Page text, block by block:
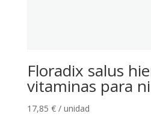
Floradix salus
vitaminas para
17,85 € / unidad